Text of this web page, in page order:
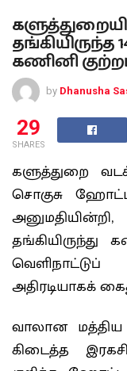
கணினி
by Dhanusha
29
SHARES
களுத்துறை
சொகுசு
தங்கியிருந்து
அதிரடியாகக்
வாலான மத்திய
கிடைத்த